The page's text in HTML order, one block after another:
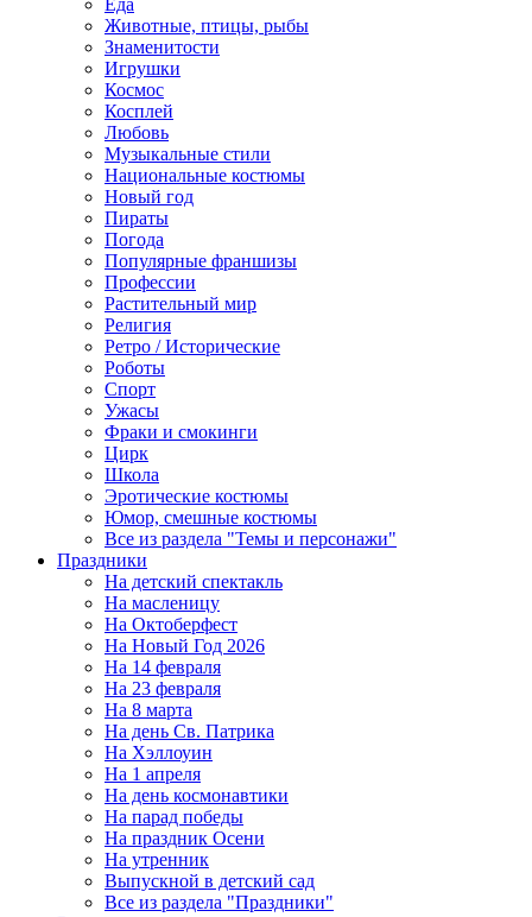
Еда
Животные, птицы, рыбы
Знаменитости
Игрушки
Космос
Косплей
Любовь
Музыкальные стили
Национальные костюмы
Новый год
Пираты
Погода
Популярные франшизы
Профессии
Растительный мир
Религия
Ретро / Исторические
Роботы
Спорт
Ужасы
Фраки и смокинги
Цирк
Школа
Эротические костюмы
Юмор, смешные костюмы
Все из раздела "Темы и персонажи"
Праздники
На детский спектакль
На масленицу
На Октоберфест
На Новый Год 2026
На 14 февраля
На 23 февраля
На 8 марта
На день Св. Патрика
На Хэллоуин
На 1 апреля
На день космонавтики
На парад победы
На праздник Осени
На утренник
Выпускной в детский сад
Все из раздела "Праздники"